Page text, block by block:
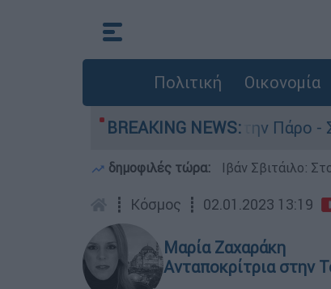
Πολιτική Οικονομία
BREAKING NEWS:
του 4χρονου στην Πάρο - Στο
δημοφιλές τώρα: Ιβάν Σβιτάιλο:
┋ Κόσμος ┋ 02.01.2023 13:19
Μαρία Ζαχαράκη
Ανταποκρίτρια στην